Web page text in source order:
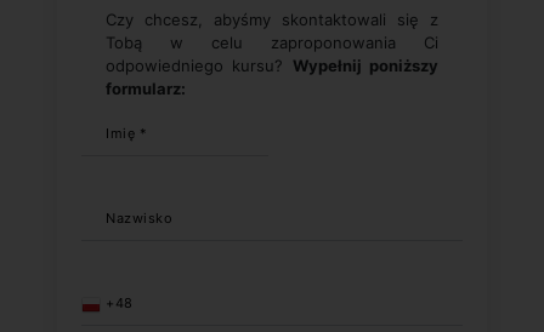
Czy chcesz, abyśmy skontaktowali się z
Tobą w celu zaproponowania Ci
odpowiedniego kursu? Wypełnij poniższy
formularz:
Imię *
Nazwisko
+48